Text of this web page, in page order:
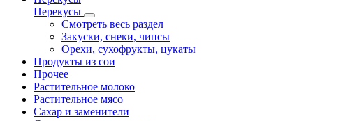
Перекусы
Смотреть весь раздел
Закуски, снеки, чипсы
Орехи, сухофрукты, цукаты
Продукты из сои
Прочее
Растительное молоко
Растительное мясо
Сахар и заменители